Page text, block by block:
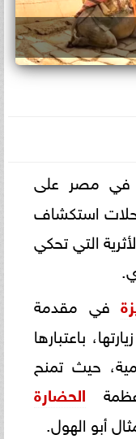
في مصر على
استكشاف
التي تحكي
في مقدمة
باعتبارها
حيث تمنح
الحضارة
أبو الهول.